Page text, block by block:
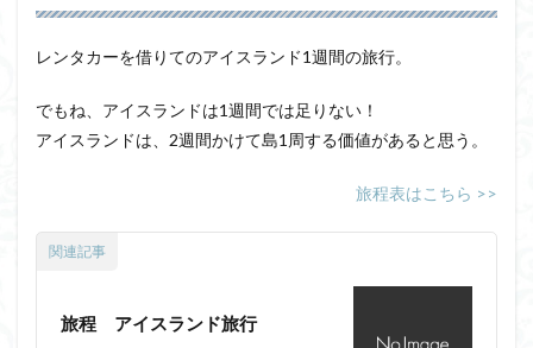
発
1.1
2
レンタカーを借りてのアイスランド1週間の旅行。
でもね、アイスランドは1週間では足りない！
アイスランドは、2週間かけて島1周する価値があると思う。
旅程表はこちら >>
関連記事
旅程 アイスランド旅行